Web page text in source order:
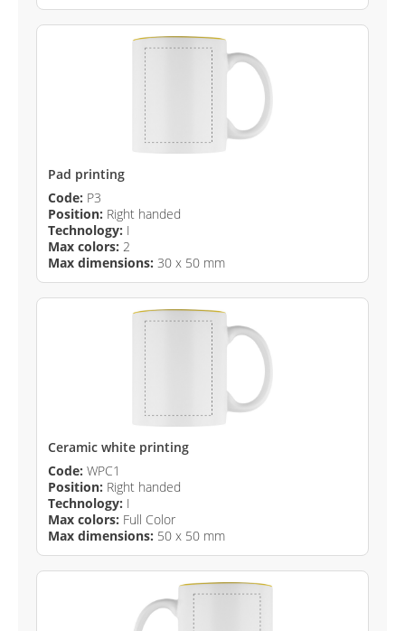
Pad printing
Code: P3
Position: Right handed
Technology: I
Max colors: 2
Max dimensions: 30 x 50 mm
Ceramic white printing
Code: WPC1
Position: Right handed
Technology: I
Max colors: Full Color
Max dimensions: 50 x 50 mm